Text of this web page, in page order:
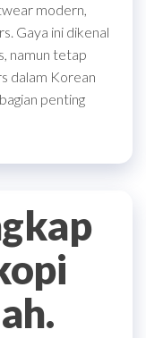
modern,
Gaya ini dikenal
namun tetap
dalam Korean
penting